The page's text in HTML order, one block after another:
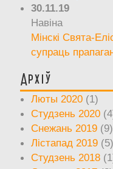
30.11.19
Навіна
Мінскі Свята-
супраць
Архіў
Люты 2020 (1)
Студзень 2020
Снежань 2019 (9)
Лістапад 2019 (5)
Студзень 2018